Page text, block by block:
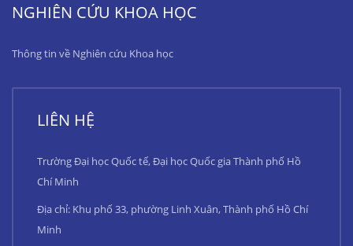
NGHIÊN CỨU KHOA HỌC
Thông tin về Nghiên cứu Khoa học
LIÊN HỆ
Trường Đại học Quốc tế, Đại học Quốc gia Thành phố Hồ
Chí Minh
Địa chỉ: Khu phố 33, phường Linh Xuân, Thành phố Hồ Chí
Minh